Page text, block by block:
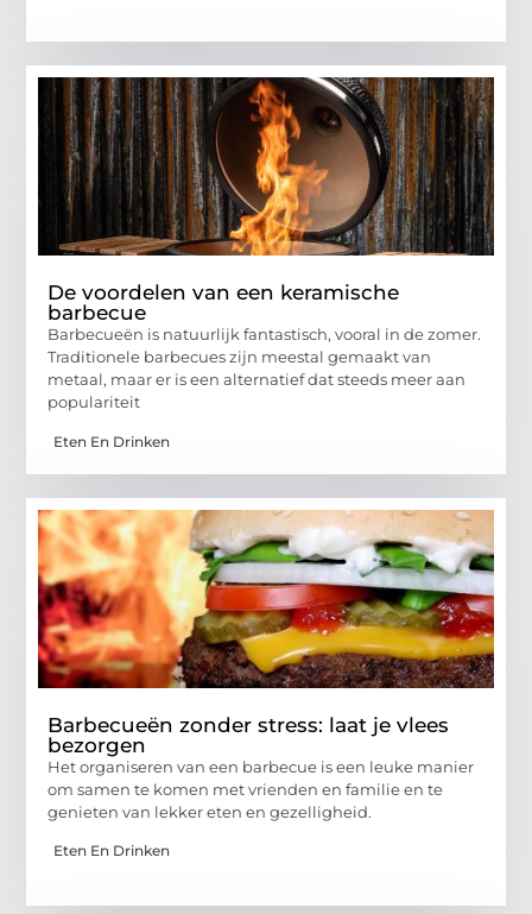
De voordelen van een keramische
barbecue
Barbecueën is natuurlijk fantastisch, vooral in de zomer.
Traditionele barbecues zijn meestal gemaakt van
metaal, maar er is een alternatief dat steeds meer aan
populariteit
Eten En Drinken
Barbecueën zonder stress: laat je vlees
bezorgen
Het organiseren van een barbecue is een leuke manier
om samen te komen met vrienden en familie en te
genieten van lekker eten en gezelligheid.
Eten En Drinken